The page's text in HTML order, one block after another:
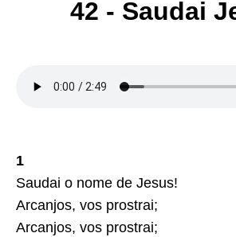
42 - Saudai
1
Saudai o nome de Jesus!
Arcanjos, vos prostrai;
Arcanjos, vos prostrai;